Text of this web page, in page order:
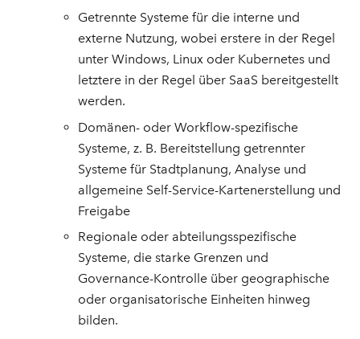
Getrennte Systeme für die interne und
externe Nutzung, wobei erstere in der Regel
unter Windows, Linux oder Kubernetes und
letztere in der Regel über SaaS bereitgestellt
werden.
Domänen- oder Workflow-spezifische
Systeme, z. B. Bereitstellung getrennter
Systeme für Stadtplanung, Analyse und
allgemeine Self-Service-Kartenerstellung und
Freigabe
Regionale oder abteilungsspezifische
Systeme, die starke Grenzen und
Governance-Kontrolle über geographische
oder organisatorische Einheiten hinweg
bilden.